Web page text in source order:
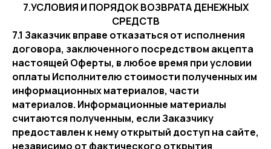
7.УСЛОВИЯ И ПОРЯДОК ВОЗВРАТА ДЕНЕЖНЫХ
СРЕДСТВ
7.1 Заказчик вправе отказаться от исполнения
договора, заключенного посредством акцепта
настоящей Оферты, в любое время при условии
оплаты Исполнителю стоимости полученных им
информационных материалов, части
материалов. Информационные материалы
считаются полученным, если Заказчику
предоставлен к нему открытый доступ на сайте,
независимо от фактического открытия